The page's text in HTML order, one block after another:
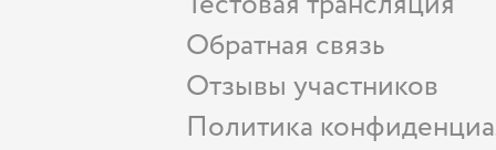
Обратная связь
Отзывы участников
Политика